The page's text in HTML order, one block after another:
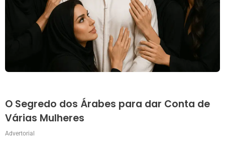
O Segredo dos Árabes para dar Conta de
Várias Mulheres
Advertorial